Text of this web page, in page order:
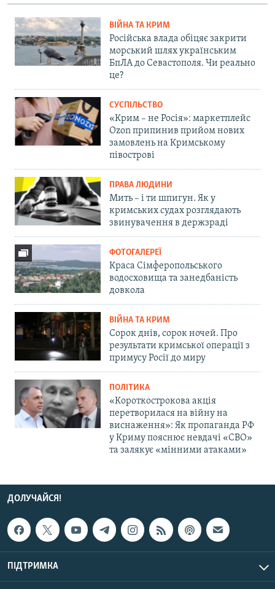
ВІЙНА ТА КРИМ
Російська влада обіцяє закрити
морський шлях українським
БпЛА до Севастополя. Чи реально
це?
СУСПІЛЬСТВО
«Крим – не Росія»: маркетплейс
Ozon припинив прийом нових
замовлень на Кримському
півострові
ПРАВА ЛЮДИНИ
Мить – і ти шпигун. Як у
кримських судах розглядають
звинувачення в держзраді
ФОТОГАЛЕРЕЇ
Краса Сімферопольського
водосховища та занедбаність
довкола
ВІЙНА ТА КРИМ
Сорок днів, сорок ночей. Про
результати кримської операції з
примусу Росії до миру
ПОЛІТИКА
«Короткострокова акція
перетворилася на війну на
виснаження»: Як пропаганда РФ
у Криму пояснює невдачі «СВО»
та залякує «мінними атаками»
ДОЛУЧАЙСЯ!
ПІДТРИМКА